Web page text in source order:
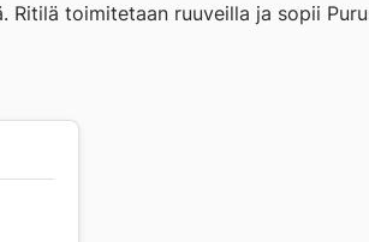
toimitetaan ruuveilla ja sopii